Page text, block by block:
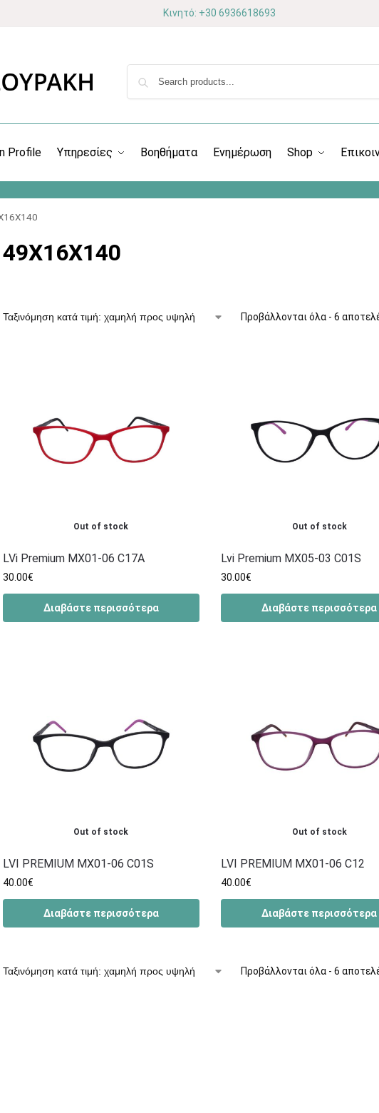
Κινητό: +30 6936618693
Profile Υπηρεσίες Βοηθήματα Ενημέρωση Shop
49X16X140
Προβάλλονται όλα - 6
Out of stock
LVi Premium MX01-06 C17A
30.00€
Διαβάστε περισσότερα
Out of stock
Lvi Premium MX05-03 C01S
30.00€
Διαβάστε περισσότερα
Out of stock
LVI PREMIUM MX01-06 C01S
40.00€
Διαβάστε περισσότερα
Out of stock
LVI PREMIUM MX01-06 C12
40.00€
Διαβάστε περισσότερα
Προβάλλονται όλα - 6